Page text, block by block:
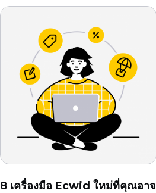
8 เครื่องมือ Ecwid ใหม่ที่คุณอาจ